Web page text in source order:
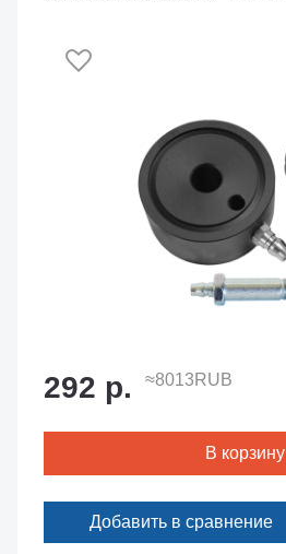
292 р. ≈8013RUB
В корзину
Добавить в сравнение